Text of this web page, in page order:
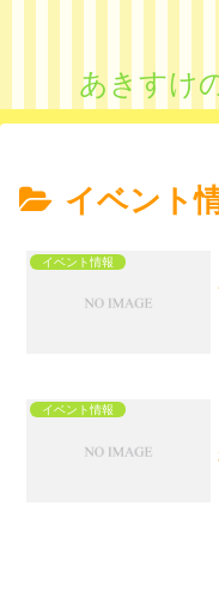
あきすけ
イベント
イベント情報
イベント情報